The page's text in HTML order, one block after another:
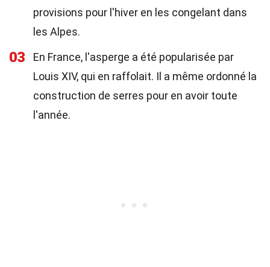
provisions pour l'hiver en les congelant dans
les Alpes.
03
En France, l'asperge a été popularisée par
Louis XIV, qui en raffolait. Il a même ordonné la
construction de serres pour en avoir toute
l'année.